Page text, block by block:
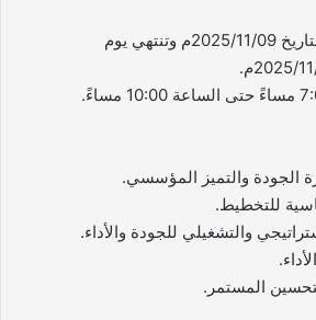
– تبدأ يوم الأحد بتاريخ 2025/11/09م وتنتهي يوم
الجودة والتميز المؤسسي.
للتخطيط.
والتشغيلي للجودة والأداء.
المستمر.